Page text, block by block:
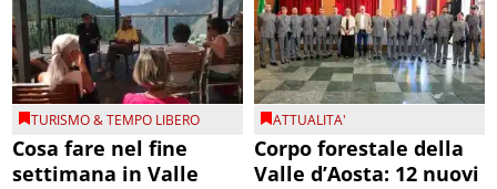
TURISMO & TEMPO LIBERO
Cosa fare nel fine
settimana in Valle
ATTUALITA'
Corpo forestale della
Valle d’Aosta: 12 nuovi